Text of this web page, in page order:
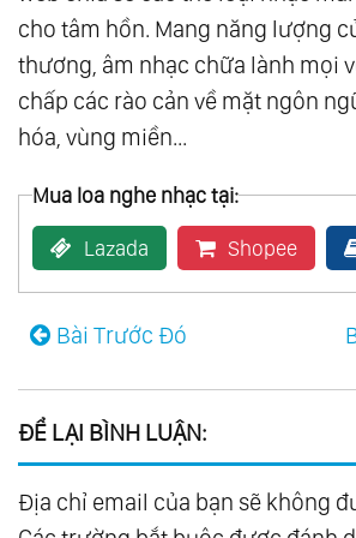
123.Mon Amour
124.Piano
125.Som Livre Vol.1
126.Som Livre Vol.2
127.Som Livre Vol.3
128.Som Livre Vol.4
129.A Thousand Winds
131. Broadway Favorites
132.Colorful Favorites
133.Down Under Favorites
134.Exotic Favorites
135. Favorites For Young
cho tâm hồn. Mang năng lượng
thương, âm nhạc chữa lành mọi
chấp các rào cản về mặt ngôn
hóa, vùng miền...
Mua loa nghe nhạc tại:
Lazada Shopee
Bài Trước Đó
ĐỂ LẠI BÌNH LUẬN:
Địa chỉ email của bạn sẽ không